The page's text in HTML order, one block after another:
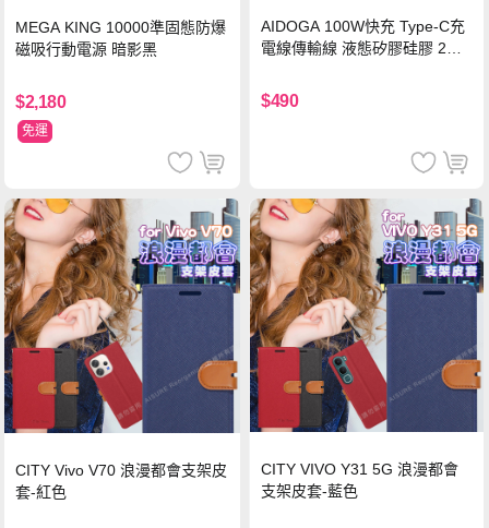
MEGA KING 10000準固態防爆
磁吸行動電源 暗影黑
$2,180
免運
AIDOGA 100W快充 Type-C充
電線傳輸線 液態矽膠硅膠 2M
$490
CITY Vivo V70 浪漫都會支架皮
套-紅色
CITY VIVO Y31 5G 浪漫都會
支架皮套-藍色